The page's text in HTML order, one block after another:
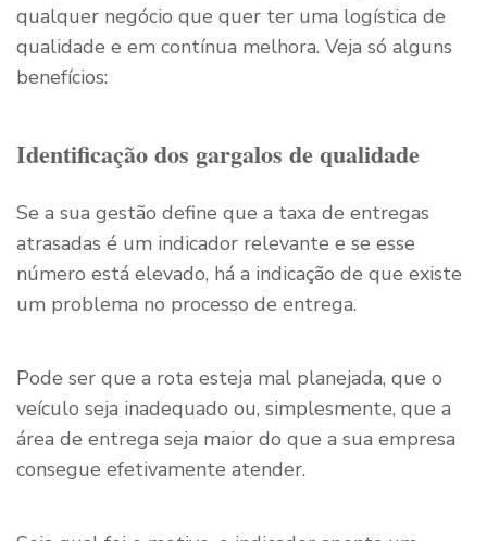
qualquer negócio que quer ter uma logística de
qualidade e em contínua melhora. Veja só alguns
benefícios:
Identificação dos gargalos de qualidade
Se a sua gestão define que a taxa de entregas
atrasadas é um indicador relevante e se esse
número está elevado, há a indicação de que existe
um problema no processo de entrega.
Pode ser que a rota esteja mal planejada, que o
veículo seja inadequado ou, simplesmente, que a
área de entrega seja maior do que a sua empresa
consegue efetivamente atender.